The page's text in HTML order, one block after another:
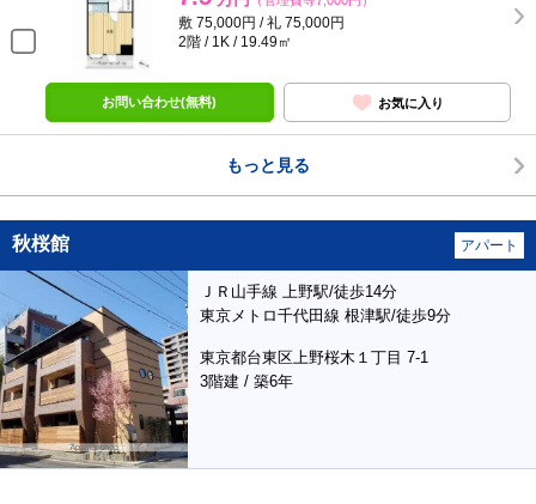
敷 75,000円 / 礼 75,000円
2階 / 1K / 19.49㎡
お問い合わせ(無料) お気に入り
もっと見る
秋桜館 アパート
ＪＲ山手線 上野駅/徒歩14分
東京メトロ千代田線 根津駅/徒歩9分
東京都台東区上野桜木１丁目 7-1
3階建 / 築6年